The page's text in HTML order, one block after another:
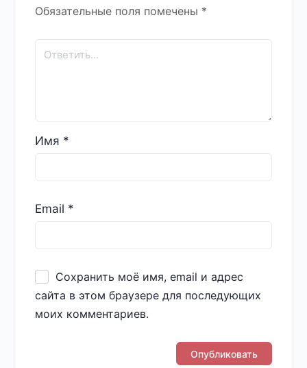
Обязательные поля помечены *
Имя *
Email *
Сохранить моё имя, email и адрес
сайта в этом браузере для последующих
моих комментариев.